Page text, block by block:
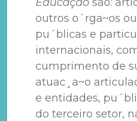
outros o´rga~os
pu´blicas e
internacionais,
cumprimento de
atuac¸a~o
e entidades,
do terceiro setor,